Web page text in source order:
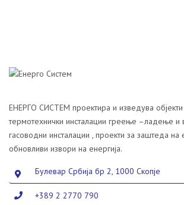
ЕНЕРГО СИСТЕМ проектира и изведува
термотехнички инсталации греење –ладење и
гасоводни инсталации , проекти за заштеда на
обновливи извори на енергија.
Булевар Србија бр 2, 1000 Скопје
+389 2 2770 790